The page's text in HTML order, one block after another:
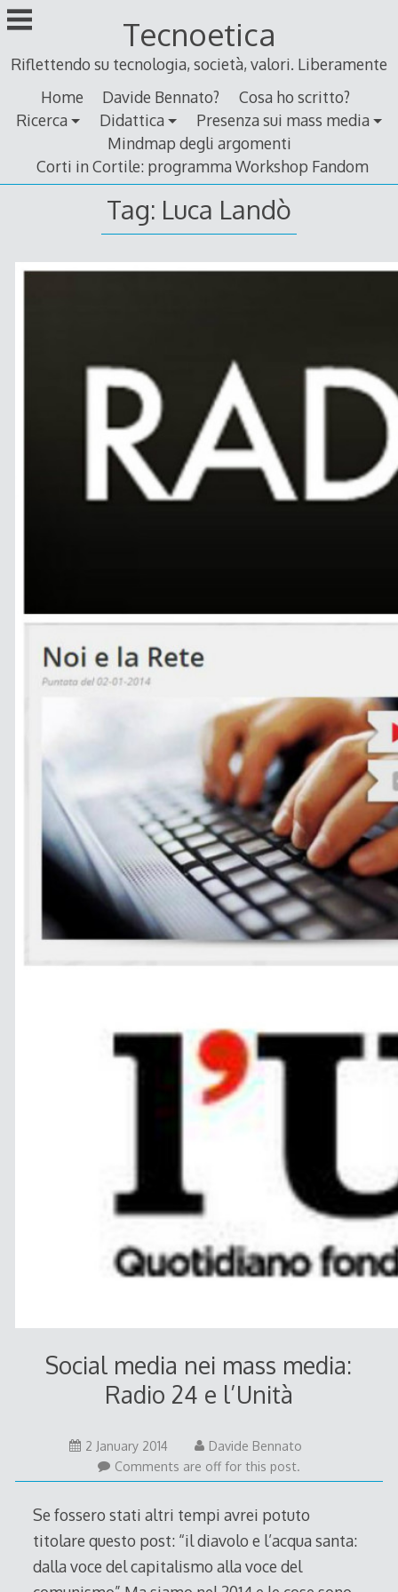
Skip
to
Tecnoetica
Riflettendo su tecnologia, società, valori. Liberamente
Home
Davide Bennato?
Cosa ho scritto?
Ricerca
Didattica
Presenza sui mass media
Mindmap degli argomenti
Corti in Cortile: programma Workshop Fandom
Tag: Luca Landò
Social media nei mass media:
Radio 24 e l’Unità
2 January 20147
January
2014
Davide Bennato
Comments are off for this post.
Se fossero stati altri tempi avrei potuto
titolare questo post: “il diavolo e l’acqua santa:
dalla voce del capitalismo alla voce del